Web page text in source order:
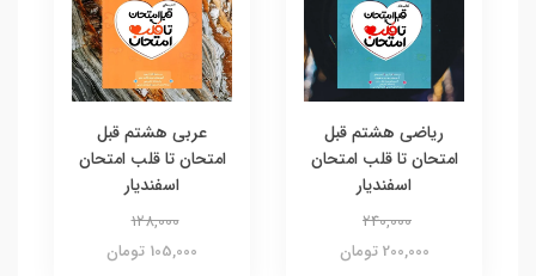
ریاضی هشتم قبل
امتحان تا قلب امتحان
اسفندیار
240,000
200,000 تومان
عربی هشتم قبل
امتحان تا قلب امتحان
اسفندیار
128,000
105,000 تومان